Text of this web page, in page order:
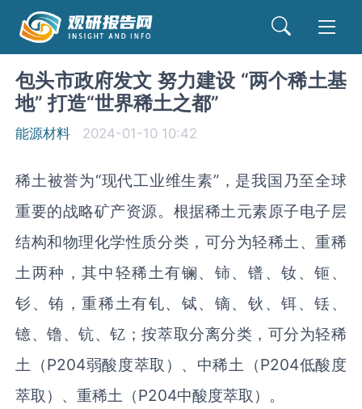
包头市政府发文 努力建设 “两个稀土基
地” 打造“世界稀土之都”
能源材料 2024-01-10 10:42
稀土被誉为“现代工业维生素”，是我国乃至全球
重要的战略矿产资源。根据稀土元素原子电子层
结构和物理化学性质分类，可分为轻稀土、重稀
土两种，其中轻稀土有镧、铈、镨、钕、钷、
钐、铕，重稀土有钆、铽、镝、钬、铒、铥、
镱、镥、钪、钇；按萃取分离分类，可分为轻稀
土（P204弱酸度萃取）、中稀土（P204低酸度
萃取）、重稀土（P204中酸度萃取）。